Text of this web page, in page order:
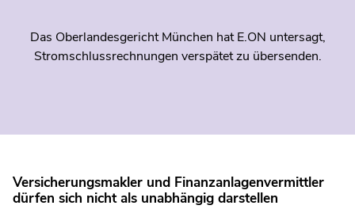
Das Oberlandesgericht München hat E.ON untersagt,
Stromschlussrechnungen verspätet zu übersenden.
Versicherungsmakler und Finanzanlagenvermittler
dürfen sich nicht als unabhängig darstellen